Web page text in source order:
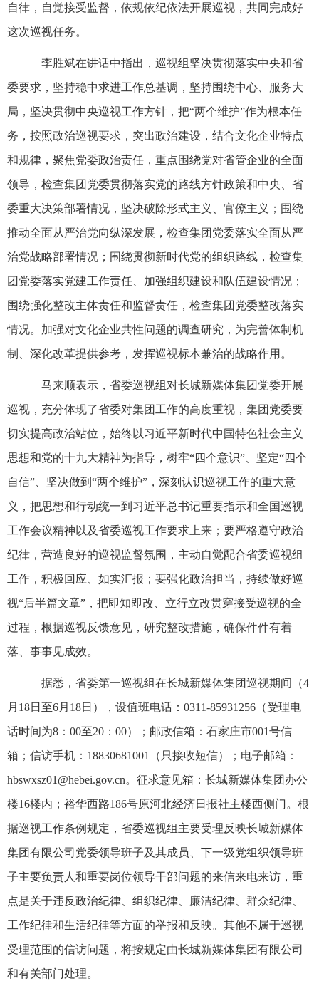
自律，自觉接受监督，依规依纪依法开展巡视，共同完成好
这次巡视任务。
李胜斌在讲话中指出，巡视组坚决贯彻落实中央和省
委要求，坚持稳中求进工作总基调，坚持围绕中心、服务大
局，坚决贯彻中央巡视工作方针，把“两个维护”作为根本任
务，按照政治巡视要求，突出政治建设，结合文化企业特点
和规律，聚焦党委政治责任，重点围绕党对省管企业的全面
领导，检查集团党委贯彻落实党的路线方针政策和中央、省
委重大决策部署情况，坚决破除形式主义、官僚主义；围绕
推动全面从严治党向纵深发展，检查集团党委落实全面从严
治党战略部署情况；围绕贯彻新时代党的组织路线，检查集
团党委落实党建工作责任、加强组织建设和队伍建设情况；
围绕强化整改主体责任和监督责任，检查集团党委整改落实
情况。加强对文化企业共性问题的调查研究，为完善体制机
制、深化改革提供参考，发挥巡视标本兼治的战略作用。
马来顺表示，省委巡视组对长城新媒体集团党委开展
巡视，充分体现了省委对集团工作的高度重视，集团党委要
切实提高政治站位，始终以习近平新时代中国特色社会主义
思想和党的十九大精神为指导，树牢“四个意识”、坚定“四个
自信”、坚决做到“两个维护”，深刻认识巡视工作的重大意
义，把思想和行动统一到习近平总书记重要指示和全国巡视
工作会议精神以及省委巡视工作要求上来；要严格遵守政治
纪律，营造良好的巡视监督氛围，主动自觉配合省委巡视组
工作，积极回应、如实汇报；要强化政治担当，持续做好巡
视“后半篇文章”，把即知即改、立行立改贯穿接受巡视的全
过程，根据巡视反馈意见，研究整改措施，确保件件有着
落、事事见成效。
据悉，省委第一巡视组在长城新媒体集团巡视期间（4
月18日至6月18日），设值班电话：0311-85931256（受理电
话时间为8：00至20：00）；邮政信箱：石家庄市001号信
箱；信访手机：18830681001（只接收短信）；电子邮箱：
hbswxsz01@hebei.gov.cn。征求意见箱：长城新媒体集团办公
楼16楼内；裕华西路186号原河北经济日报社主楼西侧门。根
据巡视工作条例规定，省委巡视组主要受理反映长城新媒体
集团有限公司党委领导班子及其成员、下一级党组织领导班
子主要负责人和重要岗位领导干部问题的来信来电来访，重
点是关于违反政治纪律、组织纪律、廉洁纪律、群众纪律、
工作纪律和生活纪律等方面的举报和反映。其他不属于巡视
受理范围的信访问题，将按规定由长城新媒体集团有限公司
和有关部门处理。